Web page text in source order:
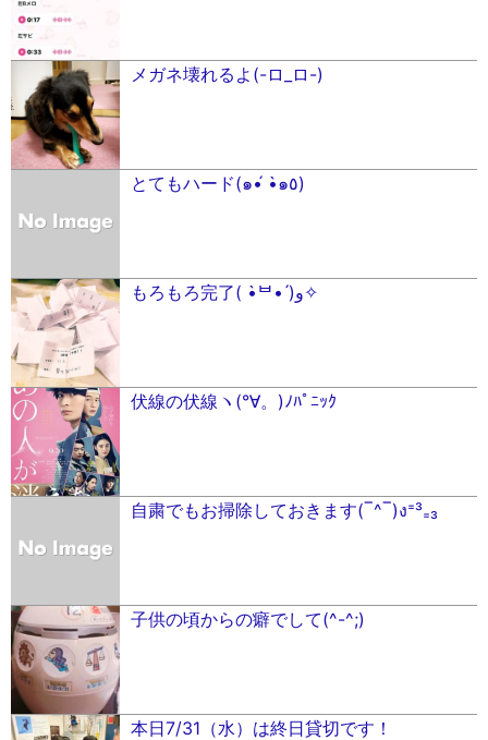
メガネ壊れるよ(-ロ_ロ-)
とてもハード(๑•́ •̀๑٥)
もろもろ完了( •̀ᄇ• ́)ﻭ✧
伏線の伏線ヽ(°∀。)ﾉﾊﾟﾆｯｸ
自粛でもお掃除しておきます(‾^‾)ง⁼³₌₃
子供の頃からの癖でして(^-^;)
本日7/31（水）は終日貸切です！